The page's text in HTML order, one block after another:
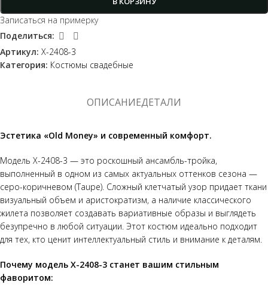
Записаться на примерку
Поделиться:
Артикул: Х-2408-3
Категория: Костюмы свадебные
ОПИСАНИЕДЕТАЛИ
Эстетика «Old Money» и современный комфорт.
Модель Х-2408-3 — это роскошный ансамбль-тройка,
выполненный в одном из самых актуальных оттенков сезона —
серо-коричневом (Taupe). Сложный клетчатый узор придает ткани
визуальный объем и аристократизм, а наличие классического
жилета позволяет создавать вариативные образы и выглядеть
безупречно в любой ситуации. Этот костюм идеально подходит
для тех, кто ценит интеллектуальный стиль и внимание к деталям.
Почему модель Х-2408-3 станет вашим стильным
фаворитом: